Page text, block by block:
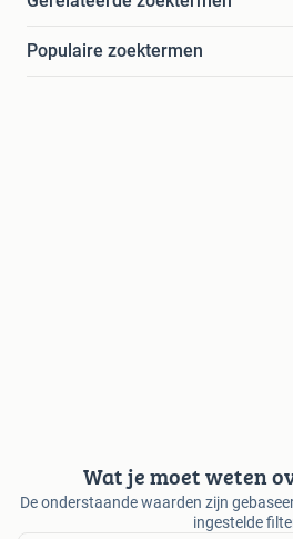
Populaire zoektermen
Wat je moet weten
De onderstaande waarden zijn
ingestelde